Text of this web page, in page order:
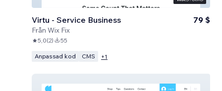
Virtu - Service Business
Från Wix Fix
79 $
5,0(2) 55
Anpassad kod CMS +1